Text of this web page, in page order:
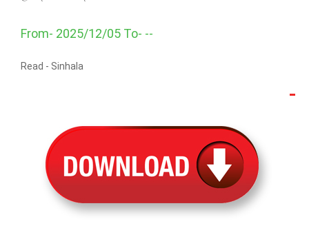
From- 2025/12/05 To- --
Read - Sinhala